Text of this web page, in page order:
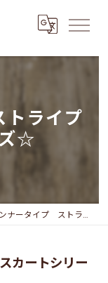
ライプ
☆
タイプ ストライプスカートシリーズ☆
カートシリー